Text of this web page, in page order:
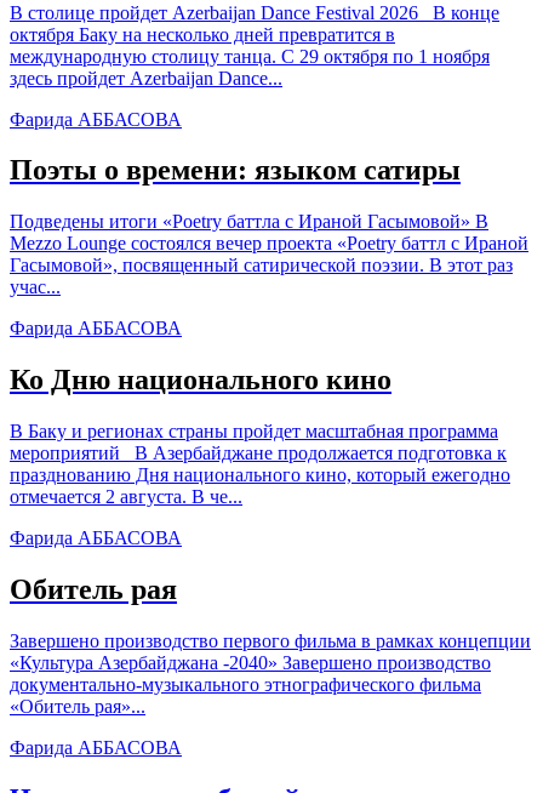
В столице пройдет Azerbaijan Dance Festival 2026 В конце
октября Баку на несколько дней превратится в
международную столицу танца. С 29 октября по 1 ноября
здесь пройдет Azerbaijan Dance...
Фарида АББАСОВА
Поэты о времени: языком сатиры
Подведены итоги «Poetry баттла с Ираной Гасымовой» В
Mezzo Lounge состоялся вечер проекта «Poetry баттл с Ираной
Гасымовой», посвященный сатирической поэзии. В этот раз
учас...
Фарида АББАСОВА
Ко Дню национального кино
В Баку и регионах страны пройдет масштабная программа
мероприятий В Азербайджане продолжается подготовка к
празднованию Дня национального кино, который ежегодно
отмечается 2 августа. В че...
Фарида АББАСОВА
Обитель рая
Завершено производство первого фильма в рамках концепции
«Культура Азербайджана -2040» Завершено производство
документально-музыкального этнографического фильма
«Обитель рая»...
Фарида АББАСОВА